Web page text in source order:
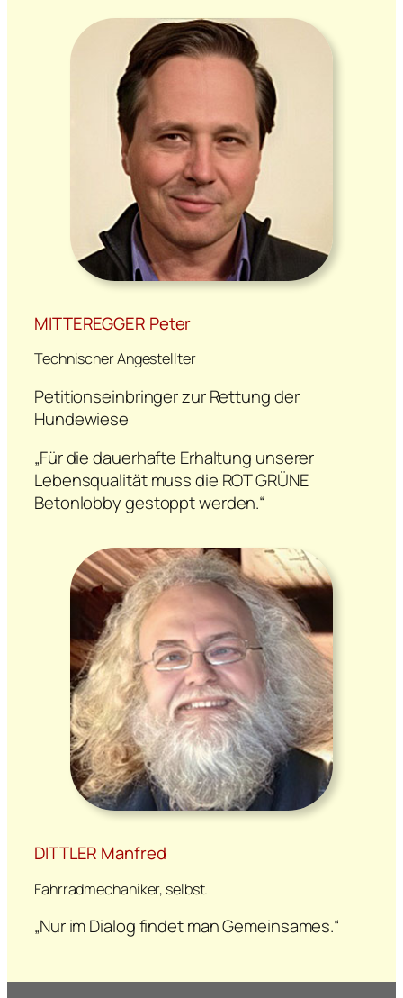
MITTEREGGER Peter
Technischer Angestellter
Petitionseinbringer zur Rettung der
Hundewiese
„Für die dauerhafte Erhaltung unserer
Lebensqualität muss die ROT GRÜNE
Betonlobby gestoppt werden.“
DITTLER Manfred
Fahrradmechaniker, selbst.
„Nur im Dialog findet man Gemeinsames.“